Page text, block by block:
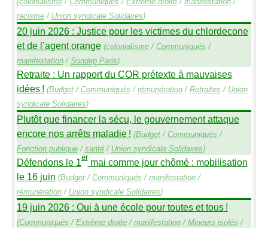
racisme/ Union syndicale Solidaires)
20 juin 2026 : Justice pour les victimes du chlordecone
et de l’agent orange (colonialisme/ Communiqués /
manifestation/ SundepParis)
Retraite : Un rapport du COR prétexte à mauvaises
idées ! (Budget/ Communiqués / rémunération/ Retraites / Union
syndicale Solidaires)
Plutôt que financer la sécu, le gouvernement attaque
encore nos arrêts maladie ! (Budget/ Communiqués /
Fonction publique/ santé/ Union syndicale Solidaires)
Défendons le 1ermai comme jour chômé : mobilisation
le 16 juin (Budget/ Communiqués / manifestation/
rémunération/ Union syndicale Solidaires)
19 juin 2026 : Oui à une école pour toutes et tous !
(Communiqués / Extrême droite/ manifestation/ Mineurs isolés /